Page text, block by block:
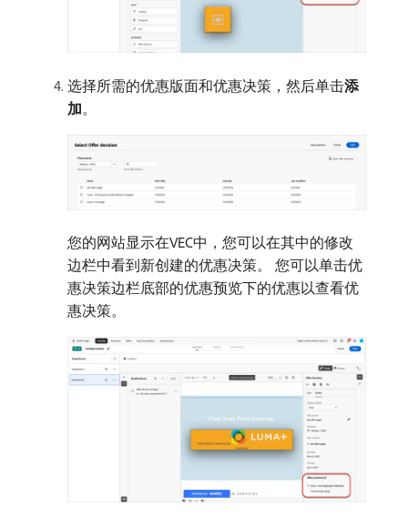
选择所需的优惠版面和优惠决策，然后单击​添
加。
您的网站显示在VEC中，您可以在其中的修改
边栏中看到新创建的优惠决策。 您可以单击优
惠决策边栏底部的优惠预览下的优惠以查看优
惠决策。